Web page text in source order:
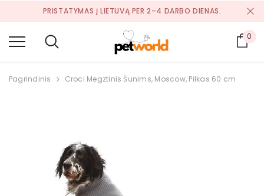
PRISTATYMAS Į LIETUVĄ PER 2–4 DARBO DIENAS.
0
Pagrindinis Croci Megztinis Šunims, Moscow, Pilkas 60 cm